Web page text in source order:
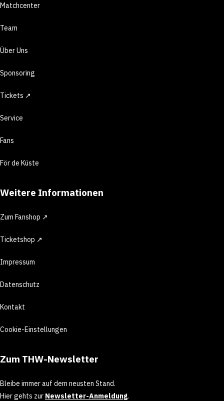
Matchcenter
Team
Über Uns
Sponsoring
Tickets ↗
Service
Fans
För de Küste
Weitere Informationen
Zum Fanshop ↗
Ticketshop ↗
Impressum
Datenschutz
Kontakt
Cookie-Einstellungen
Zum THW-Newsletter
Bleibe immer auf dem neusten Stand.
Hier gehts zur Newsletter-Anmeldung.